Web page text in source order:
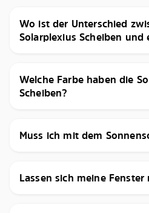
Wo ist der Unterschied
Solarplexius Scheiben und
Welche Farbe haben die
Scheiben?
Muss ich mit dem
Lassen sich meine